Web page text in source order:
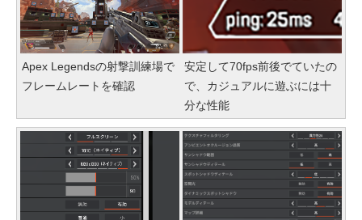
Apex Legendsの射撃訓練場で
フレームレートを確認
安定して70fps前後でていたの
で、カジュアルに遊ぶには十
分な性能